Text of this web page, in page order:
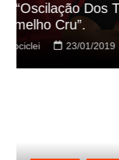
referencias do
música
Rociclei 22/